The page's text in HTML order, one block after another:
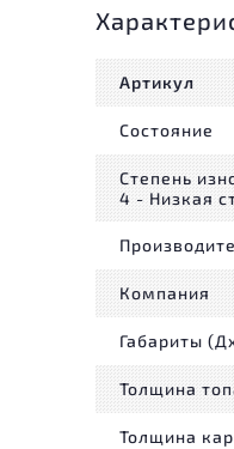
Артикул
Состояние
Степень
4 - Низкая
Компания
Габариты
Толщина
Толщина